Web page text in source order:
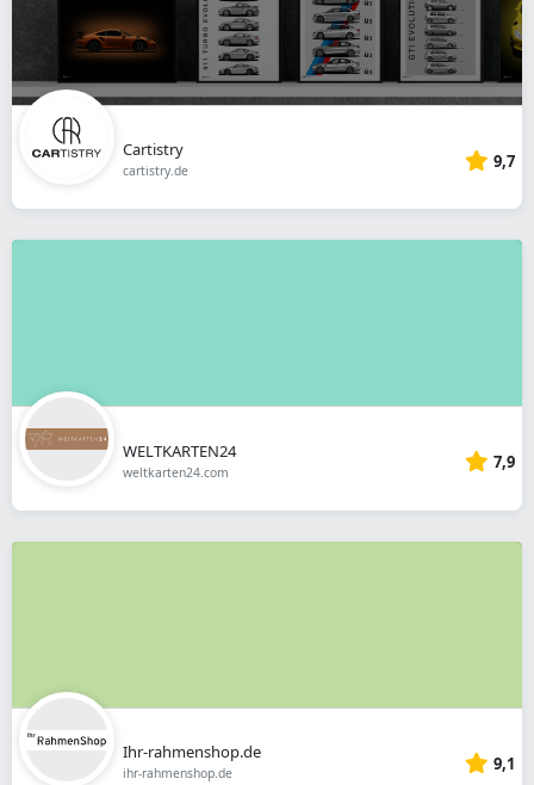
Cartistry
cartistry.de 9,7
WELTKARTEN24
weltkarten24.com 7,9
Ihr-rahmenshop.de
ihr-rahmenshop.de 9,1